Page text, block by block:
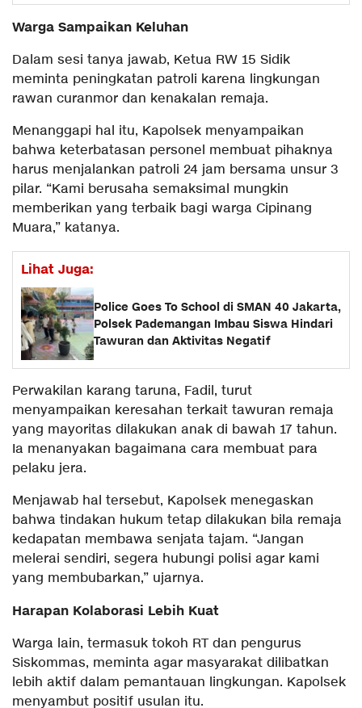
Warga Sampaikan Keluhan
Dalam sesi tanya jawab, Ketua RW 15 Sidik
meminta peningkatan patroli karena lingkungan
rawan curanmor dan kenakalan remaja.
Menanggapi hal itu, Kapolsek menyampaikan
bahwa keterbatasan personel membuat pihaknya
harus menjalankan patroli 24 jam bersama unsur 3
pilar. “Kami berusaha semaksimal mungkin
memberikan yang terbaik bagi warga Cipinang
Muara,” katanya.
Lihat Juga:
Police Goes To School di SMAN 40 Jakarta,
Polsek Pademangan Imbau Siswa Hindari
Tawuran dan Aktivitas Negatif
Perwakilan karang taruna, Fadil, turut
menyampaikan keresahan terkait tawuran remaja
yang mayoritas dilakukan anak di bawah 17 tahun.
Ia menanyakan bagaimana cara membuat para
pelaku jera.
Menjawab hal tersebut, Kapolsek menegaskan
bahwa tindakan hukum tetap dilakukan bila remaja
kedapatan membawa senjata tajam. “Jangan
melerai sendiri, segera hubungi polisi agar kami
yang membubarkan,” ujarnya.
Harapan Kolaborasi Lebih Kuat
Warga lain, termasuk tokoh RT dan pengurus
Siskommas, meminta agar masyarakat dilibatkan
lebih aktif dalam pemantauan lingkungan. Kapolsek
menyambut positif usulan itu.